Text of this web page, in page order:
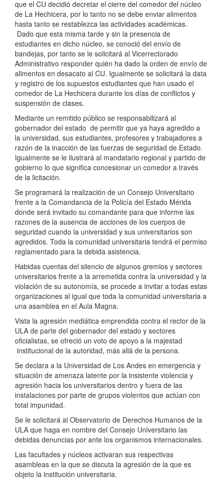
que el CU decidió decretar el cierre del comedor del núcleo
de La Hechicera, por lo tanto no se debe enviar alimentos
hasta tanto se restablezca las actividades académicas.
Dado que esta misma tarde y sin la presencia de
estudiantes en dicho núcleo, se conoció del envío de
bandejas, por tanto se le solicitará al Vicerrectorado
Administrativo responder quién ha dado la orden de envío de
alimentos en desacato al CU. Igualmente se solicitará la data
y registro de los supuestos estudiantes que han usado el
comedor de La Hechicera durante los días de conflictos y
suspensión de clases.
Mediante un remitido público se responsabilizará al
gobernador del estado de permitir que ya haya agredido a
la universidad, sus estudiantes, profesores y trabajadores a
razón de la inacción de las fuerzas de seguridad de Estado.
Igualmente se le ilustrará al mandatario regional y partido de
gobierno lo que significa concesionar un comedor a través
de la licitación.
Se programará la realización de un Consejo Universitario
frente a la Comandancia de la Policía del Estado Mérida
donde será invitado su comandante para que informe las
razones de la ausencia de acciones de los cuerpos de
seguridad cuando la universidad y sus universitarios son
agredidos. Toda la comunidad universitaria tendrá el permiso
reglamentado para la debida asistencia.
Habidas cuentas del silencio de algunos gremios y sectores
universitarios frente a la arremetida contra la universidad y la
violación de su autonomía, se procede a invitar a todas estas
organizaciones al igual que toda la comunidad universitaria a
una asamblea en el Aula Magna.
Vista la agresión mediática emprendida contra el rector de la
ULA de parte del gobernador del estado y sectores
oficialistas, se ofreció un voto de apoyo a la majestad
institucional de la autoridad, más allá de la persona.
Se declara a la Universidad de Los Andes en emergencia y
situación de amenaza latente por la insistente violencia y
agresión hacia los universitarios dentro y fuera de las
instalaciones por parte de grupos violentos que actúan con
total impunidad.
Se le solicitará al Observatorio de Derechos Humanos de la
ULA que haga en nombre del Consejo Universitario las
debidas denuncias por ante los organismos internacionales.
Las facultades y núcleos activaran sus respectivas
asambleas en la que se discuta la agresión de la que es
objeto la institución universitaria.